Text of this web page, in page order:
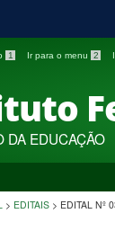
1 Ir para o menu 2
DA EDUCAÇÃO
> EDITAIS > EDITAL Nº